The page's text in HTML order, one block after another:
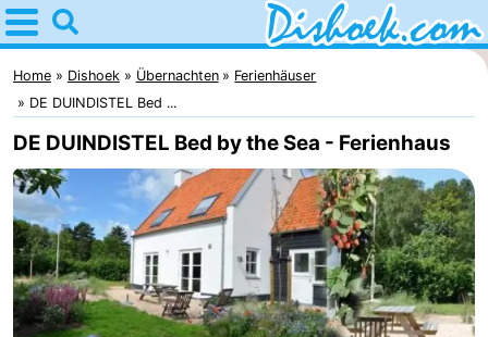
Home
Dishoek
Tipps
Für
kindern
Übernachten
Appartements
-
Home Dishoek Übernachten
Ferienhäuser
DE DUINDISTEL Bed ...
DE DUINDISTEL Bed by the Sea - Ferienhaus